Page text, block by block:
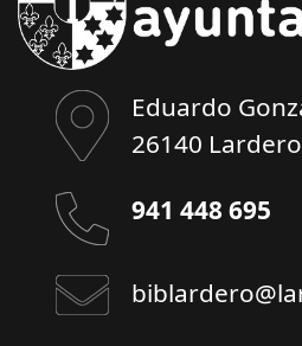
Eduardo
26140
941 448 695